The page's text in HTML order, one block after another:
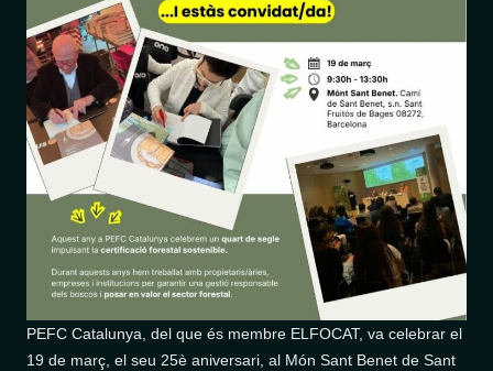
PEFC Catalunya, del que és membre ELFOCAT, va celebrar el
19 de març, el seu 25è aniversari, al Món Sant Benet de Sant